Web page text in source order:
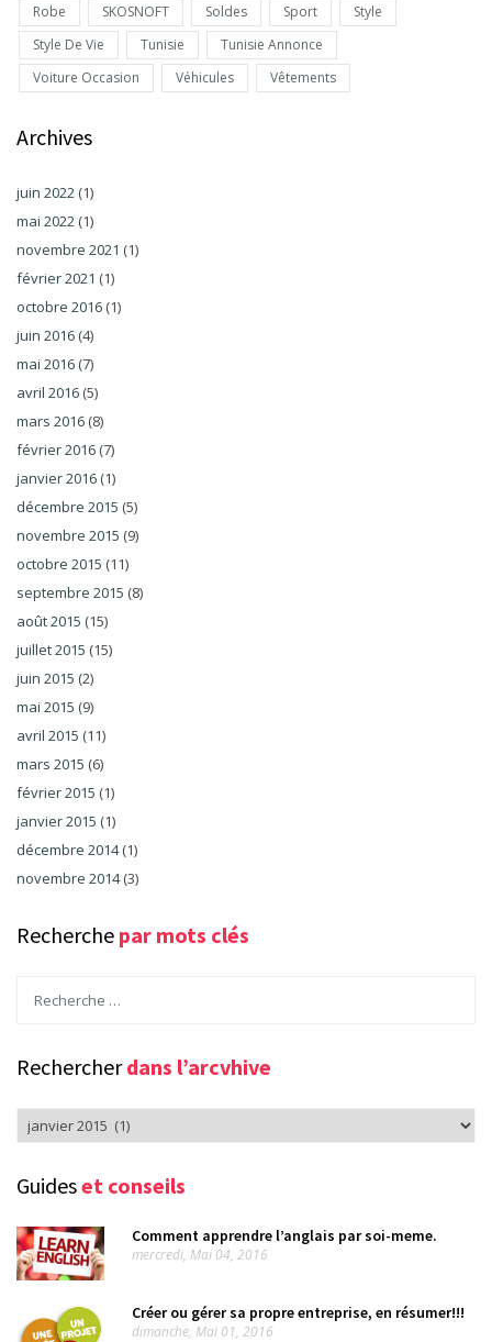
Robe
SKOSNOFT Soldes Sport
Style
Style De Vie
Tunisie
Tunisie Annonce
Voiture Occasion
Véhicules Vêtements
Archives
juin 2022 (1)
mai 2022 (1)
novembre 2021 (1)
février 2021 (1)
octobre 2016 (1)
juin 2016 (4)
mai 2016 (7)
avril 2016 (5)
mars 2016 (8)
février 2016 (7)
janvier 2016 (1)
décembre 2015 (5)
novembre 2015 (9)
octobre 2015 (11)
septembre 2015 (8)
août 2015 (15)
juillet 2015 (15)
juin 2015 (2)
mai 2015 (9)
avril 2015 (11)
mars 2015 (6)
février 2015 (1)
janvier 2015 (1)
décembre 2014(1)
novembre 2014(3)
Recherche par mots clés
Rechercherdans l’arcvhive
Rechercher
dans
Guideset conseils
Comment apprendre l’anglais par soi-meme.
mercredi, Mai 04, 2016
Créer ou gérer sa propre entreprise, en résumer!!!
dimanche, Mai 01, 2016